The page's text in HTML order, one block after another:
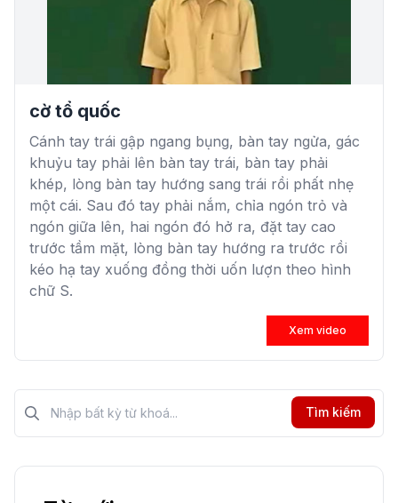
cờ tổ quốc
Cánh tay trái gập ngang bụng, bàn tay ngửa, gác
khuỷu tay phải lên bàn tay trái, bàn tay phải
khép, lòng bàn tay hướng sang trái rồi phất nhẹ
một cái. Sau đó tay phải nắm, chỉa ngón trỏ và
ngón giữa lên, hai ngón đó hở ra, đặt tay cao
trước tầm mặt, lòng bàn tay hướng ra trước rồi
kéo hạ tay xuống đồng thời uốn lượn theo hình
chữ S.
Xem video
Tìm kiếm?>
Tìm kiếm